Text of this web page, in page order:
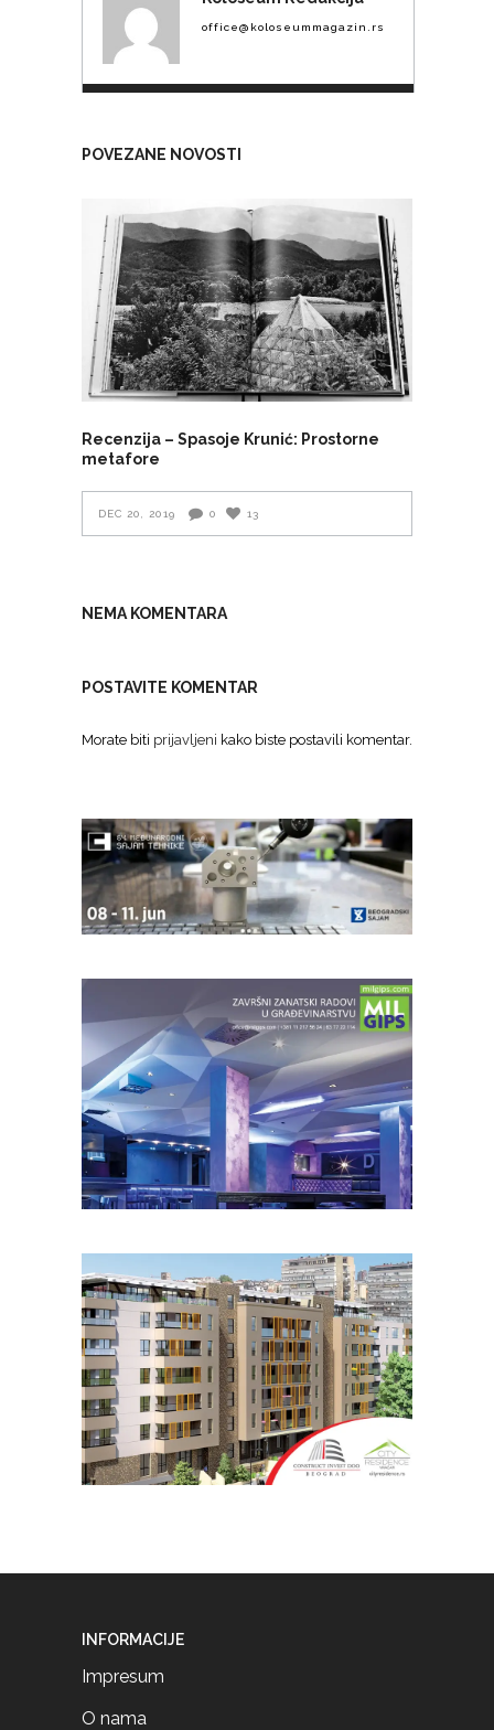
office@koloseummagazin.rs
POVEZANE NOVOSTI
Recenzija – Spasoje Krunić: Prostorne
metafore
DEC 20, 2019 0 13
NEMA KOMENTARA
POSTAVITE KOMENTAR
Morate biti prijavljeni kako biste postavili komentar.
INFORMACIJE
Impresum
O nama